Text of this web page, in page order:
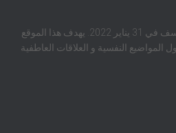
تم إنشاء موقع الكوتش خليل يوسف في 31 يناير 2022. يهدف هذا الموقع
المواضيع النفسية و العلاقات العاطفية